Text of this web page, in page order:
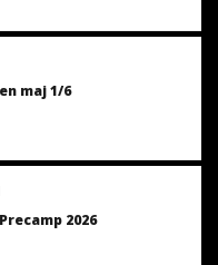
maj 1/6
2026